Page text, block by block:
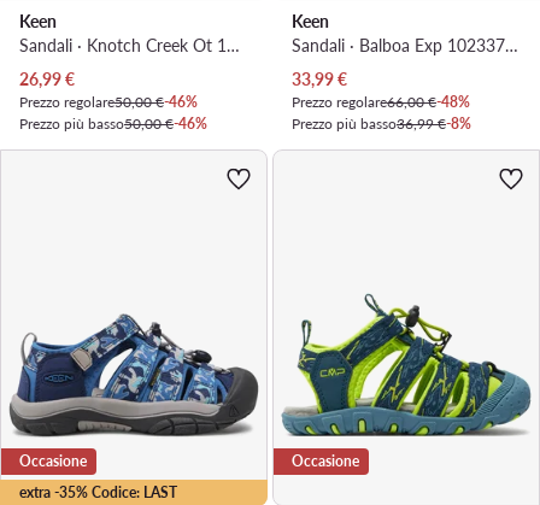
Keen
Sandali · Knotch Creek Ot 1025648 · Nero
Prezzo attuale
26,99€
Prezzo regolare50,00 €-46%
Prezzo più basso50,00 €-46%
Keen
Sandali · Balboa Exp 1023377 · Marrone
Prezzo attuale
33,99€
Prezzo regolare66,00 €-48%
Prezzo più basso36,99 €-8%
extra -35% Codice: LAST
Occasione Occasione